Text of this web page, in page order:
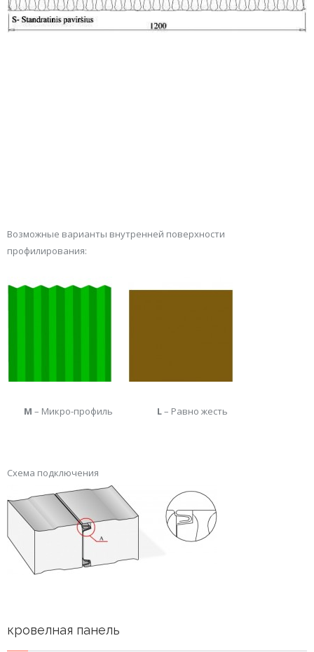
Возможные варианты внутренней поверхности
профилирования:
M – Микро-профиль L– Равно жесть
Схема подключения
кровелная панель